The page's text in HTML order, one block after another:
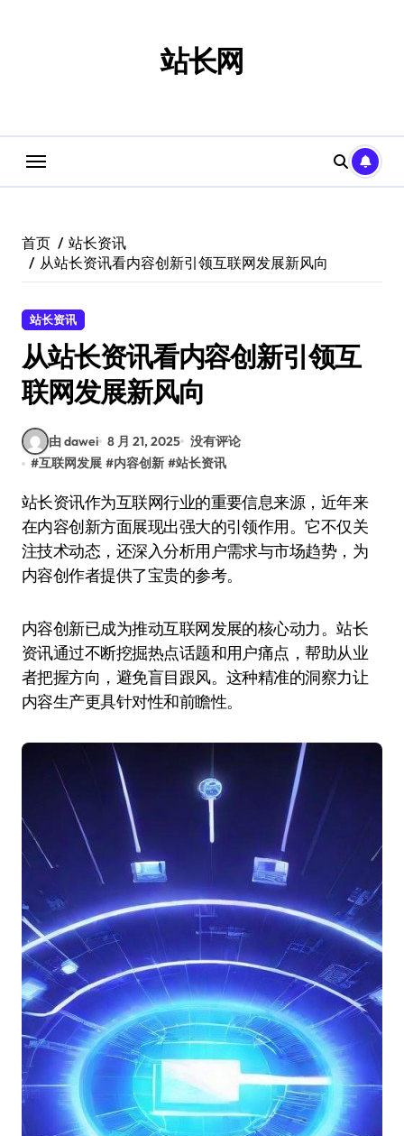
站长网
首页
站长资讯
从站长资讯看内容创新引领互联网发展新风向
站长资讯
从站长资讯看内容创新引领互
联网发展新风向
由 dawei 8 月 21, 2025 没有评论
#互联网发展 #内容创新 #站长资讯
站长资讯作为互联网行业的重要信息来源，近年来
在内容创新方面展现出强大的引领作用。它不仅关
注技术动态，还深入分析用户需求与市场趋势，为
内容创作者提供了宝贵的参考。
内容创新已成为推动互联网发展的核心动力。站长
资讯通过不断挖掘热点话题和用户痛点，帮助从业
者把握方向，避免盲目跟风。这种精准的洞察力让
内容生产更具针对性和前瞻性。